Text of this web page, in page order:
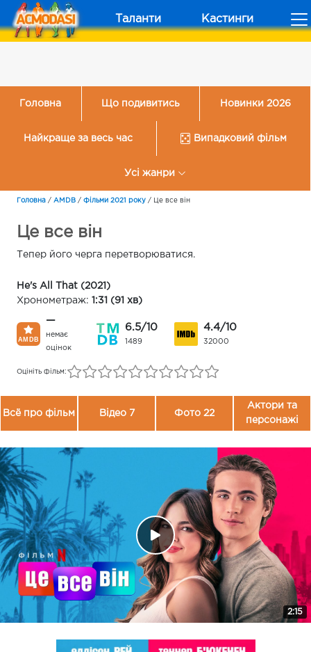
Таланти Кастинги
Головна Що подивитись Новинки 2026
Найкраще за весь час Випадковий фільм
Усі жанри
Головна / AMDB / Фільми 2021 року / Це все він
Це все він
Тепер його черга перетворюватися.
He's All That (2021)
Хронометраж: 1:31 (91 хв)
—
немає
оцінок
6.5/10
1489
4.4/10
32000
Оцініть фільм:
Всё про фільм Відео 7 Фото 22
Актори та
персонажі
2:15